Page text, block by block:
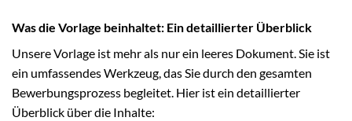
Was die Vorlage beinhaltet: Ein detaillierter Überblick
Unsere Vorlage ist mehr als nur ein leeres Dokument. Sie ist
ein umfassendes Werkzeug, das Sie durch den gesamten
Bewerbungsprozess begleitet. Hier ist ein detaillierter
Überblick über die Inhalte: